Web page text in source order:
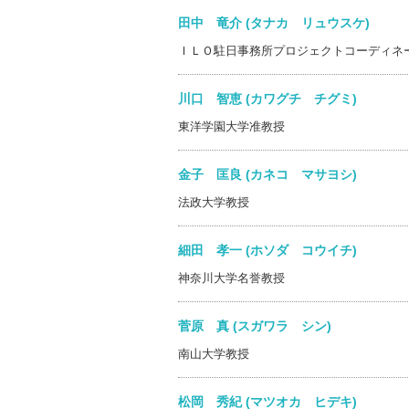
田中 竜介 (タナカ リュウスケ)
ＩＬＯ駐日事務所プロジェクトコーディ
川口 智恵 (カワグチ チグミ)
東洋学園大学准教授
金子 匡良 (カネコ マサヨシ)
法政大学教授
細田 孝一 (ホソダ コウイチ)
神奈川大学名誉教授
菅原 真 (スガワラ シン)
南山大学教授
松岡 秀紀 (マツオカ ヒデキ)